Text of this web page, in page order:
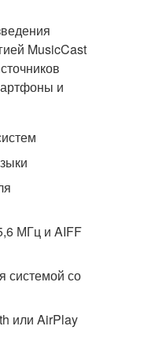
MusicCast
и
МГц и AIFF
системой со
или AirPlay